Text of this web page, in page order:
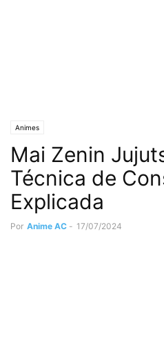
Animes
Mai Zenin
Técnica de
Explicada
Por Anime AC - 17/07/2024